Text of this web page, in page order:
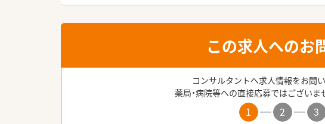
この求人へのお
コンサルタントへ求人情報をお問
薬局・病院等への直接応募ではございま
1 2 3